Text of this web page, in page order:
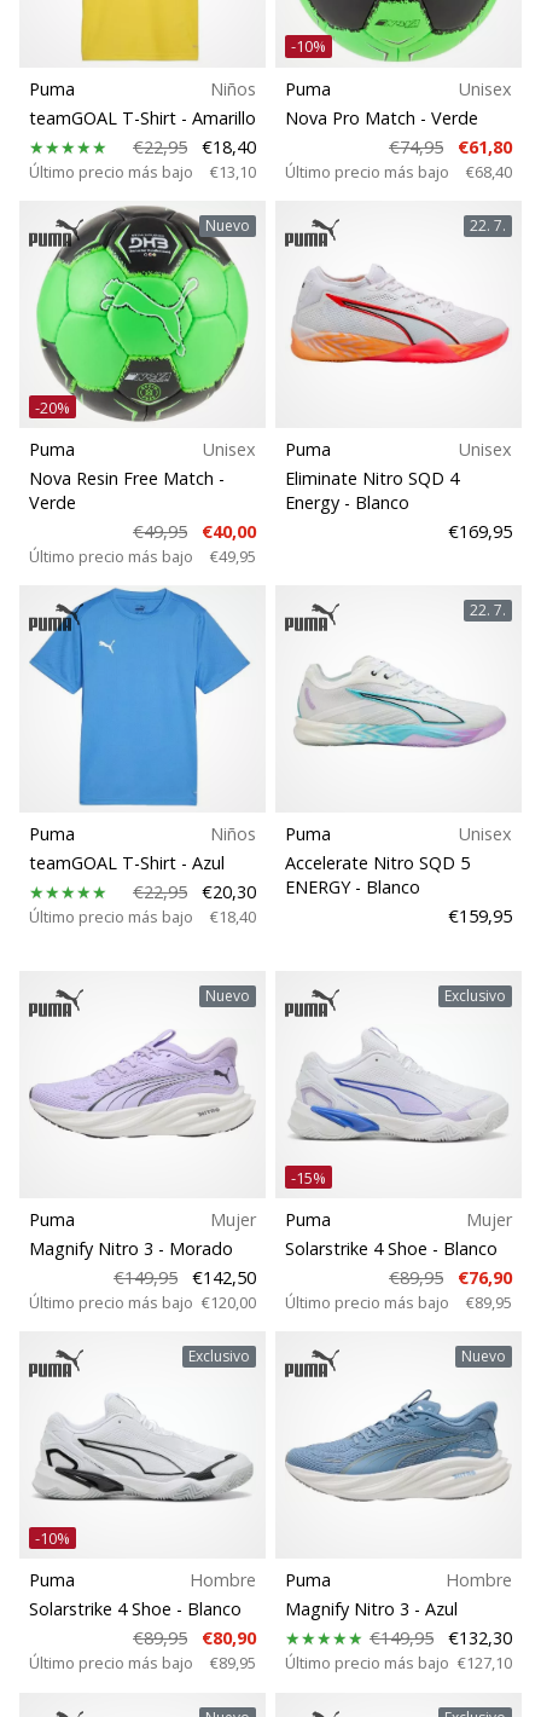
Tipo de carrera
Tipo de zapatillas
Peso
Puma
Niños
teamGOAL T-Shirt - Amarillo
€22,95
€18,40
Último precio más bajo €13,10
-10%
Puma
Unisex
Nova Pro Match - Verde
€74,95
€61,80
Último precio más bajo €68,40
Nuevo
-20%
Puma
Unisex
Nova Resin Free Match -
Verde
€49,95
€40,00
Último precio más bajo €49,95
22. 7.
Puma
Unisex
Eliminate Nitro SQD 4
Energy - Blanco
€169,95
Puma
Niños
teamGOAL T-Shirt - Azul
€22,95
€20,30
Último precio más bajo €18,40
22. 7.
Puma
Unisex
Accelerate Nitro SQD 5
ENERGY - Blanco
€159,95
Nuevo
Puma
Mujer
Magnify Nitro 3 - Morado
€149,95
€142,50
Último precio más bajo €120,00
Exclusivo
-15%
Puma
Mujer
Solarstrike 4 Shoe - Blanco
€89,95
€76,90
Último precio más bajo €89,95
Exclusivo
-10%
Puma
Hombre
Solarstrike 4 Shoe - Blanco
€89,95
€80,90
Último precio más bajo €89,95
Nuevo
Puma
Hombre
Magnify Nitro 3 - Azul
€149,95
€132,30
Último precio más bajo €127,10